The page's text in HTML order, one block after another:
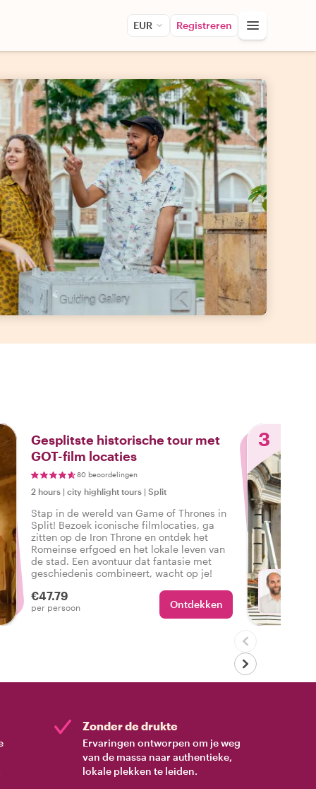
EUR Registreren
Gesplitste historische tour met
GOT-film locaties
80 beoordelingen
2 hours | city highlight tours | Split
Stap in de wereld van Game of Thrones in
Split! Bezoek iconische filmlocaties, ga
zitten op de Iron Throne en ontdek het
Romeinse erfgoed en het lokale leven van
de stad. Een avontuur dat fantasie met
geschiedenis combineert, wacht op je!
€47.79
per persoon Ontdekken
3
Zonder de drukte
Ervaringen ontworpen om je weg
van de massa naar authentieke,
lokale plekken te leiden.